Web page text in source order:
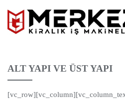
ALT YAPI VE ÜST YAPI